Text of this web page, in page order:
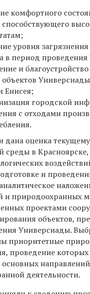
комфортного
уровня
в период
и
объектов
Енисея;
городской
с отходами
дана оценка
в Красноярске,
и
и природоохранных
проектами
объектов,
Универсиады.
приоритетные
проведение которых
направлений
деятельности.